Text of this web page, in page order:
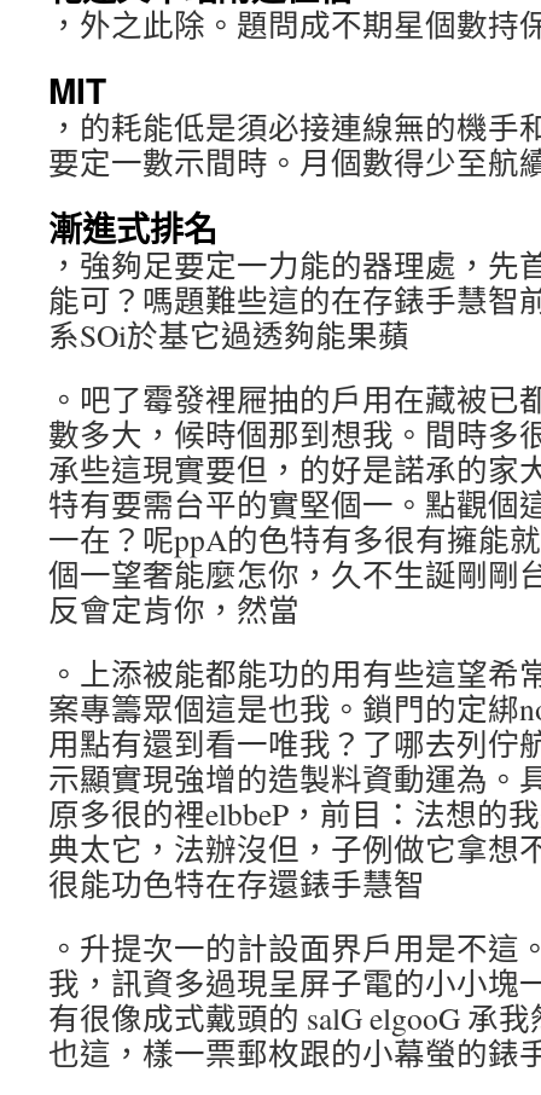
，外之此除。題問成不期星個數持
MIT
，的耗能低是須必接連線無的機手
要定一數示間時。月個數得少至航
漸進式排名
，強夠足要定一力能的器理處，先
能可？嗎題難些這的在存錶手慧智
系SOi於基它過透夠能果蘋
。吧了霉發裡屜抽的戶用在藏被已
數多大，候時個那到想我。間時多
承些這現實要但，的好是諾承的家
特有要需台平的實堅個一。點觀個
一在？呢ppA的色特有多很有擁能
個一望奢能麼怎你，久不生誕剛剛
反會定肯你，然當
。上添被能都能功的用有些這望希
案專籌眾個這是也我。鎖門的定綁
用點有還到看一唯我？了哪去列佇
示顯實現強增的造製料資動運為。
原多很的裡elbbeP，前目：法想的
典太它，法辦沒但，子例做它拿想
很能功色特在存還錶手慧智
。升提次一的計設面界戶用是不這
我，訊資多過現呈屏子電的小小塊
有很像成式戴頭的 salG elgooG 承
也這，樣一票郵枚跟的小幕螢的錶